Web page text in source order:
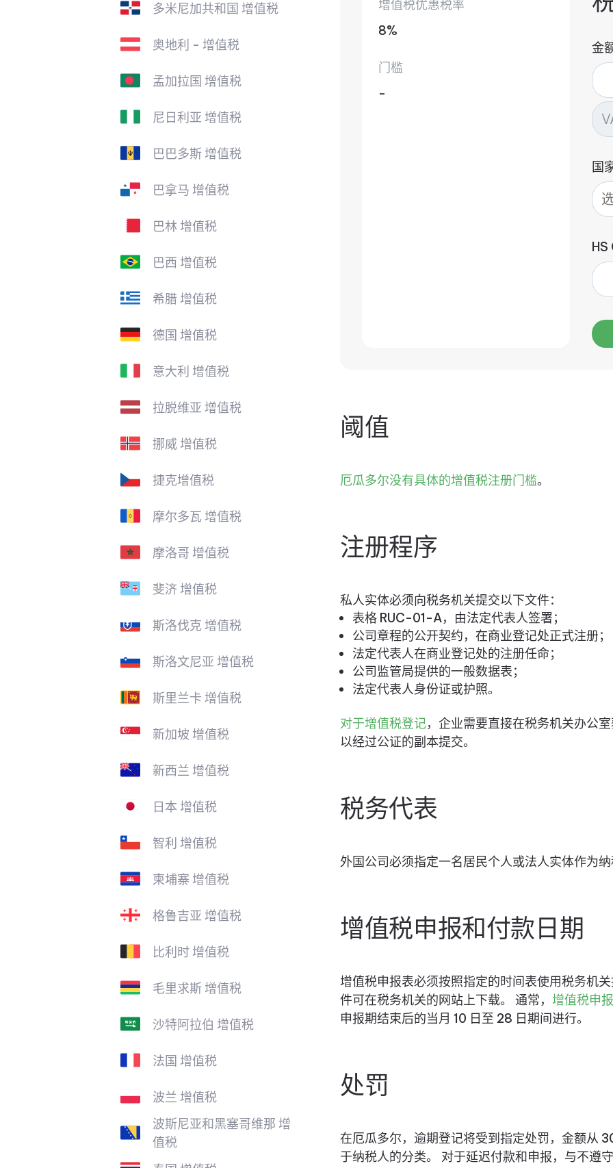
多米尼加共和国 增值税
奥地利 - 增值税
孟加拉国 增值税
尼日利亚 增值税
巴巴多斯 增值税
巴拿马 增值税
巴林 增值税
巴西 增值税
希腊 增值税
德国 增值税
意大利 增值税
拉脱维亚 增值税
挪威 增值税
捷克增值税
摩尔多瓦 增值税
摩洛哥 增值税
斐济 增值税
斯洛伐克 增值税
斯洛文尼亚 增值税
斯里兰卡 增值税
新加坡 增值税
新西兰 增值税
日本 增值税
智利 增值税
柬埔寨 增值税
格鲁吉亚 增值税
比利时 增值税
毛里求斯 增值税
沙特阿拉伯 增值税
法国 增值税
波兰 增值税
波斯尼亚和黑塞哥维那 增
值税
增值税优惠税率
8%
门槛
-
金
国
阈值
厄瓜多尔没有具体的增值税注册门槛。
注册程序
私人实体必须向税务机关提交以下文件：
表格 RUC-01-A，由法定代表人签署；
公司章程的公开契约，在商业登记处正式注册；
法定代表人在商业登记处的注册任命；
公司监管局提供的一般数据表；
法定代表人身份证或护照。
对于增值税登记，企业需要直接在税务机关办公
以经过公证的副本提交。
税务代表
外国公司必须指定一名居民个人或法人实体作为
增值税申报和付款日期
增值税申报表必须按照指定的时间表使用税务机
件可在税务机关的网站上下载。 通常， 增值税申
申报期结束后的当月 10 日至 28 日期间进行。
处罚
在厄瓜多尔，逾期登记将受到指定处罚，金额从
于纳税人的分类。 对于延迟付款和申报，与不遵